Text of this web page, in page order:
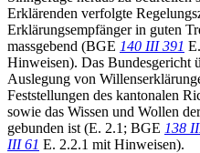
Erklärenden verfolgte
Erklärungsempfänger in guten
massgebend (BGE 140 III 391
Hinweisen). Das Bundesgericht
Auslegung von
Feststellungen des kantonalen
sowie das Wissen und Wollen
gebunden ist (E. 2.1; BGE 138
III 61 E. 2.2.1 mit Hinweisen).